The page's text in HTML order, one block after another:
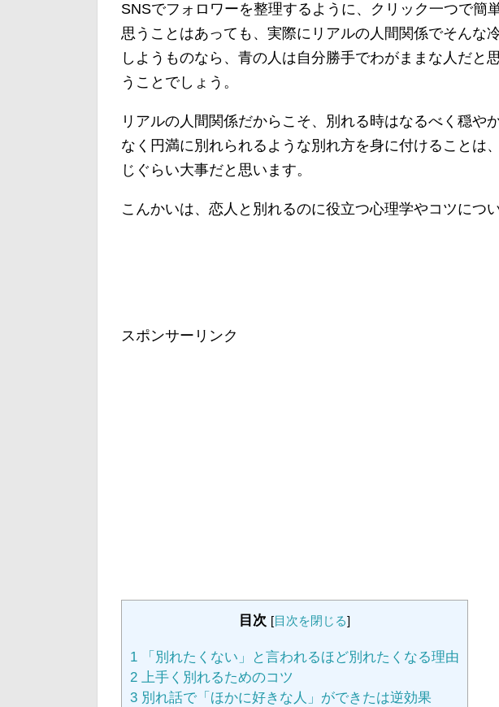
SNSでフォロワーを整理するように、クリック一つで簡
思うことはあっても、実際にリアルの人間関係でそんな
しようものなら、青の人は自分勝手でわがままな人だと
うことでしょう。
リアルの人間関係だからこそ、別れる時はなるべく穏や
なく円満に別れられるような別れ方を身に付けることは
じぐらい大事だと思います。
こんかいは、恋人と別れるのに役立つ心理学やコツにつ
スポンサーリンク
目次 [目次を閉じる]
1 「別れたくない」と言われるほど別れたくなる理由
2 上手く別れるためのコツ
3 別れ話で「ほかに好きな人」ができたは逆効果